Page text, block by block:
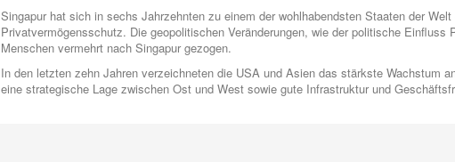
Singapur hat sich in sechs Jahrzehnten zu einem der wohlhabendsten Staaten der
Privatvermögensschutz. Die geopolitischen Veränderungen, wie der politische
Menschen vermehrt nach Singapur gezogen.
In den letzten zehn Jahren verzeichneten die USA und Asien das stärkste Wachstum
eine strategische Lage zwischen Ost und West sowie gute Infrastruktur und